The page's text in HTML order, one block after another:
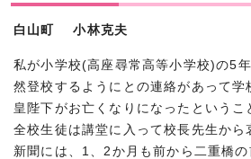
白山町 小林克夫
私が小学校(高座尋常高等小学校)の5
然登校するようにとの連絡があって学
皇陛下がお亡くなりになったというこ
全校生徒は講堂に入って校長先生から
新聞には、1、2か月も前から二重橋